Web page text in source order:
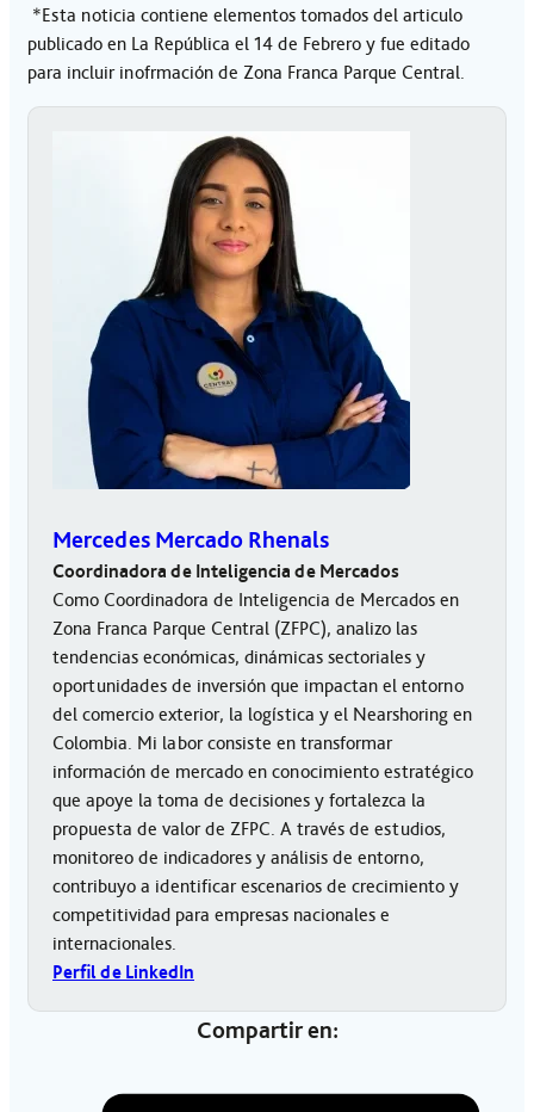
*Esta noticia contiene elementos tomados del articulo
publicado en La República el 14 de Febrero y fue editado
para incluir inofrmación de Zona Franca Parque Central.
Mercedes Mercado Rhenals
Coordinadora de Inteligencia de Mercados
Como Coordinadora de Inteligencia de Mercados en
Zona Franca Parque Central (ZFPC), analizo las
tendencias económicas, dinámicas sectoriales y
oportunidades de inversión que impactan el entorno
del comercio exterior, la logística y el Nearshoring en
Colombia. Mi labor consiste en transformar
información de mercado en conocimiento estratégico
que apoye la toma de decisiones y fortalezca la
propuesta de valor de ZFPC. A través de estudios,
monitoreo de indicadores y análisis de entorno,
contribuyo a identificar escenarios de crecimiento y
competitividad para empresas nacionales e
internacionales.
Perfil de LinkedIn
Compartir en: